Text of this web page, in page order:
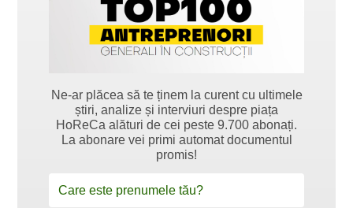
Ne-ar plăcea să te ținem la curent cu ultimele
știri, analize și interviuri despre piața
HoReCa alături de cei peste 9.700 abonați.
La abonare vei primi automat documentul
promis!